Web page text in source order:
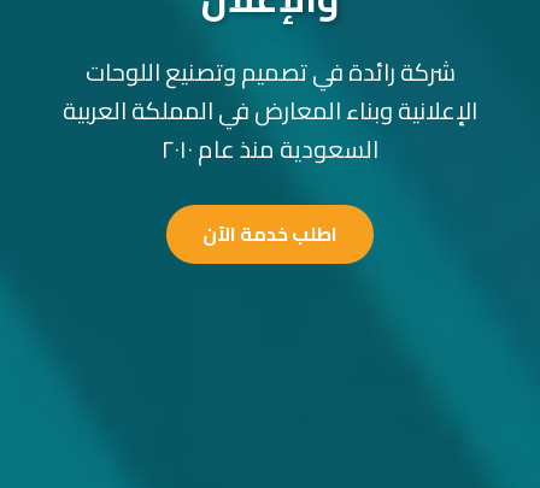
شركة رائدة في تصميم وتصنيع اللوحات
الإعلانية وبناء المعارض في المملكة العربية
السعودية منذ عام ٢٠١٠
اطلب خدمة الآن